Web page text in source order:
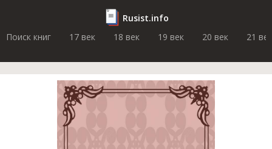
Rusist.info
Поиск книг
17 век 18 век 19 век 20 век 21 век